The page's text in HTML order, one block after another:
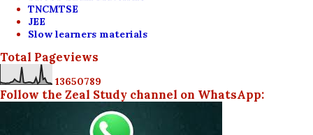
TNCMTSE
JEE
Slow learners materials
Total Pageviews
13650789
Follow the Zeal Study channel on WhatsApp: